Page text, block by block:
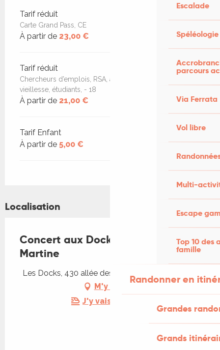
Escalade
Spéléologie
parcours
Via Ferrata
Vol libre
Multi-
Escape
Top 10 des
famille
Randonner en
Grandes
Grands
Tarif réduit
Carte Grand Pass, CE
À partir de 23,00 €
Tarif réduit
Chercheurs d’emplois, RSA, allocataire AAH, minimum
vieillesse, étudiants, - 18
À partir de 21,00 €
Tarif Enfant
À partir de 5,00 €
Localisation
Concert aux Docks : La Ruda +
Martine
Les Docks, 430 allée des Soupirs, 46000 Cahors
M'y rendre
J'y vais en train !